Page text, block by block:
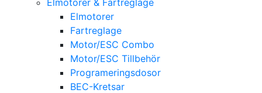
Elmotorer
Fartreglage
Motor/ESC Combo
Motor/ESC Tillbehör
Programeringsdosor
BEC-Kretsar